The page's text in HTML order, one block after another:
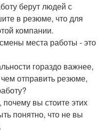
берут людей с
в резюме, что для
компании.
места работы - это
гораздо важнее,
отправить резюме,
вы стоите этих
понятно, что не вы